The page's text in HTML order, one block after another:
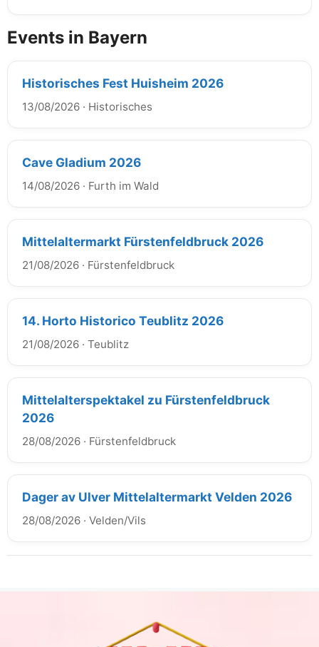
Events in Bayern
Historisches Fest Huisheim 2026
13/08/2026 · Historisches
Cave Gladium 2026
14/08/2026 · Furth im Wald
Mittelaltermarkt Fürstenfeldbruck 2026
21/08/2026 · Fürstenfeldbruck
14. Horto Historico Teublitz 2026
21/08/2026 · Teublitz
Mittelalterspektakel zu Fürstenfeldbruck
2026
28/08/2026 · Fürstenfeldbruck
Dager av Ulver Mittelaltermarkt Velden 2026
28/08/2026 · Velden/Vils